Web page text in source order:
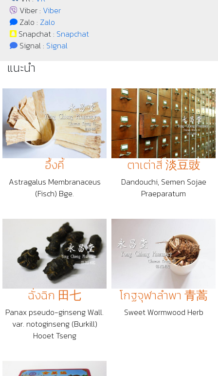
Viber : Viber
Zalo : Zalo
Snapchat : Snapchat
Signal : Signal
แนะนำ
อึ้งคี้
Astragalus Membranaceus
(Fisch) Bge.
ตาเต่าสี่ 淡豆豉
Dandouchi, Semen Sojae
Praeparatum
ฉั่งฉิก 田七
Panax pseudo-ginseng Wall.
var. notoginseng (Burkill)
Hooet Tseng
โกฐจุฬาลำพา 青蒿
Sweet Wormwood Herb